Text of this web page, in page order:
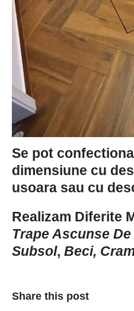
Se pot
dimensiune cu
usoara sau cu
Realizam Diferite
Trape Ascunse
Subsol, Beci,
Share this post